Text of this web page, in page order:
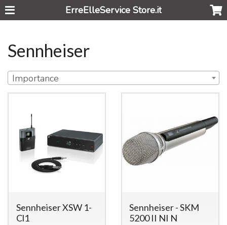
ErreElleService Store.it
Sennheiser
Importance
Sennheiser XSW 1-
Cl1
Sennheiser - SKM
5200 II NI N